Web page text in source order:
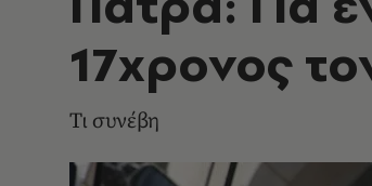
17χρονος
Τι συνέβη